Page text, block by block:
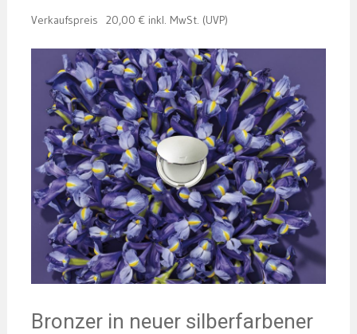
Verkaufspreis 20,00 € inkl. MwSt. (UVP)
Bronzer in neuer silberfarbener